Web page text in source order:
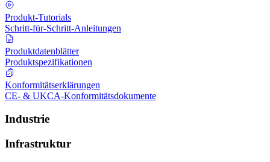
Produkt-Tutorials
Schritt-für-Schritt-Anleitungen
Produktdatenblätter
Produktspezifikationen
Konformitätserklärungen
CE- & UKCA-Konformitätsdokumente
Industrie
Infrastruktur